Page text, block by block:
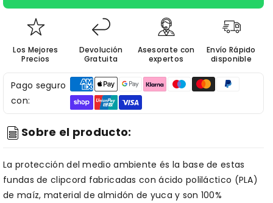
Los Mejores
Precios
Devolución
Gratuita
Asesorate con
expertos
Envío Rápido
disponible
Pago seguro
con:
Sobre el producto:
La protección del medio ambiente és la base de estas
fundas de clipcord fabricadas con ácido poliláctico (PLA)
de maíz, material de almidón de yuca y son 100%